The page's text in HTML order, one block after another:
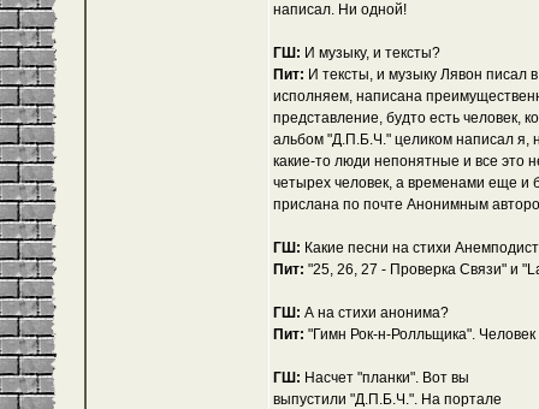
написал. Ни одной!
ГШ: И музыку, и тексты?
Пит: И тексты, и музыку Лявон писал
исполняем, написана
представление, будто есть человек,
альбом "Д.П.Б.Ч." целиком написал я,
какие-то люди непонятные и все это
четырех человек, а временами еще
прислана по почте Анонимным
ГШ: Какие песни на стихи
Пит: "25, 26, 27 - Проверка Связи" и
ГШ: А на стихи анонима?
Пит: "Гимн Рок-н-Ролльщика".
ГШ: Насчет "планки". Вот вы
выпустили "Д.П.Б.Ч.". На портале